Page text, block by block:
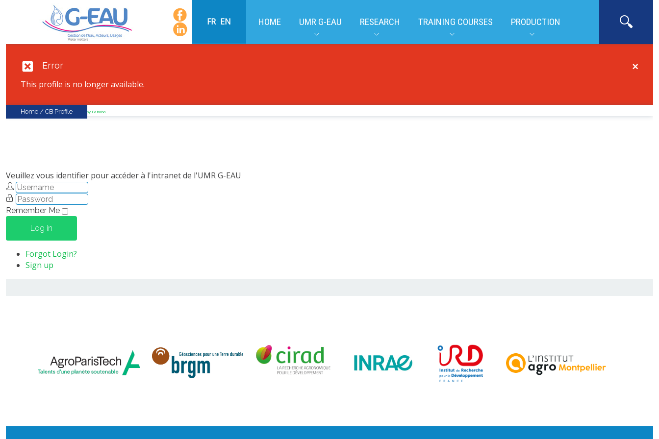
FR EN HOME UMR G-EAU RESEARCH TRAINING COURSES PRODUCTION
×
Error
This profile is no longer available.
Home / CB Profile
FaLang translation system by Faboba
Veuillez vous identifier pour accéder à l'intranet de l'UMR G-EAU
Remember Me
Log in
Forgot Login?
Sign up